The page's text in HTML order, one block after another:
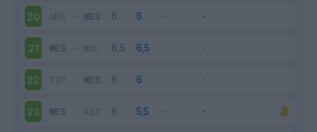
20 ARS - WES
21 WES - WOL
22 TOT - WES
23 WES - AST